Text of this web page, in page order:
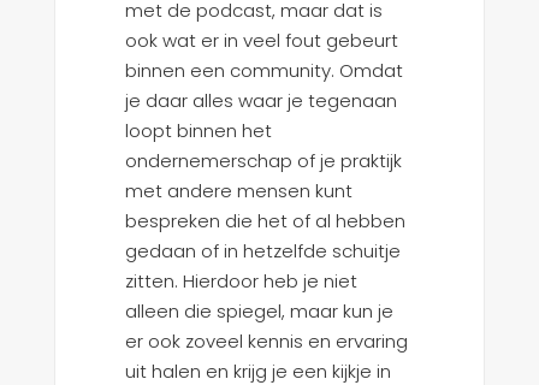
met de podcast, maar dat is
ook wat er in veel fout gebeurt
binnen een community. Omdat
je daar alles waar je tegenaan
loopt binnen het
ondernemerschap of je praktijk
met andere mensen kunt
bespreken die het of al hebben
gedaan of in hetzelfde schuitje
zitten. Hierdoor heb je niet
alleen die spiegel, maar kun je
er ook zoveel kennis en ervaring
uit halen en krijg je een kijkje in